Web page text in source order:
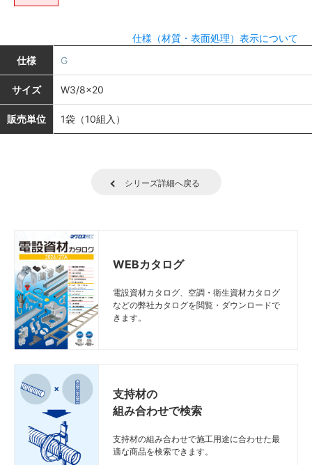
仕様（材質・表面処理）表示について
仕様
G
サイズ W3/8×20
販売単位 1袋（10組入）
シリーズ詳細へ戻る
WEBカタログ
電設資材カタログ、空調・衛生資材カタログ
などの弊社カタログを閲覧・ダウンロードで
きます。
支持材の
組み合わせで検索
支持材の組み合わせで施工用途に合わせた最
適な商品を検索できます。